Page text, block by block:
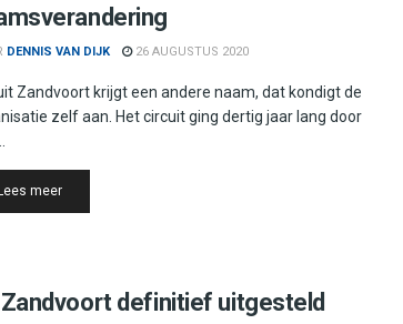
DENNIS VAN DIJK 26 AUGUSTUS 2020
Zandvoort krijgt een andere naam, dat kondigt de
zelf aan. Het circuit ging dertig jaar lang door
meerDetails
definitief uitgesteld